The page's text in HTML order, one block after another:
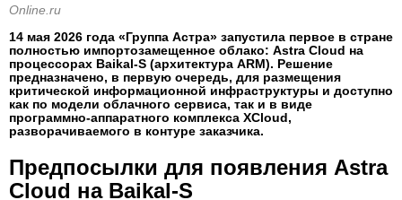
Online.ru
14 мая 2026 года «Группа Астра» запустила первое в стране
полностью импортозамещенное облако: Astra Cloud на
процессорах Baikal-S (архитектура ARM). Решение
предназначено, в первую очередь, для размещения
критической информационной инфраструктуры и доступно
как по модели облачного сервиса, так и в виде
программно-аппаратного комплекса XCloud,
разворачиваемого в контуре заказчика.
Предпосылки для появления Astra
Cloud на Baikal-S